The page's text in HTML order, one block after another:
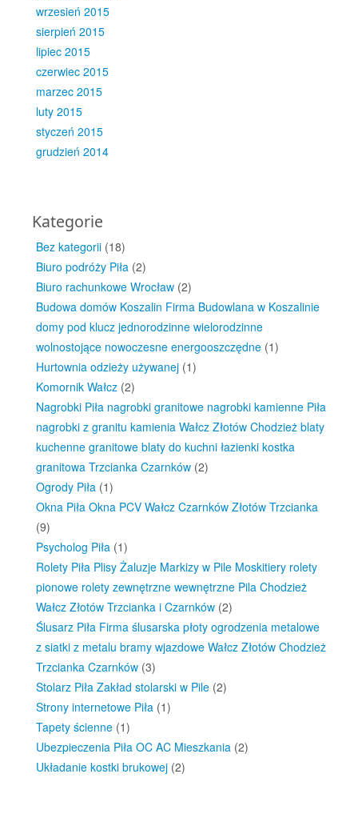
wrzesień 2015
sierpień 2015
lipiec 2015
czerwiec 2015
marzec 2015
luty 2015
styczeń 2015
grudzień 2014
Kategorie
Bez kategorii (18)
Biuro podróży Piła (2)
Biuro rachunkowe Wrocław (2)
Budowa domów Koszalin Firma Budowlana w Koszalinie
domy pod klucz jednorodzinne wielorodzinne
wolnostojące nowoczesne energooszczędne (1)
Hurtownia odzieży używanej (1)
Komornik Wałcz (2)
Nagrobki Piła nagrobki granitowe nagrobki kamienne Piła
nagrobki z granitu kamienia Wałcz Złotów Chodzież blaty
kuchenne granitowe blaty do kuchni łazienki kostka
granitowa Trzcianka Czarnków (2)
Ogrody Piła (1)
Okna Piła Okna PCV Wałcz Czarnków Złotów Trzcianka
(9)
Psycholog Piła (1)
Rolety Piła Plisy Żaluzje Markizy w Pile Moskitiery rolety
pionowe rolety zewnętrzne wewnętrzne Pila Chodzież
Wałcz Złotów Trzcianka i Czarnków (2)
Ślusarz Piła Firma ślusarska płoty ogrodzenia metalowe
z siatki z metalu bramy wjazdowe Wałcz Złotów Chodzież
Trzcianka Czarnków (3)
Stolarz Piła Zakład stolarski w Pile (2)
Strony internetowe Piła (1)
Tapety ścienne (1)
Ubezpieczenia Piła OC AC Mieszkania (2)
Układanie kostki brukowej (2)